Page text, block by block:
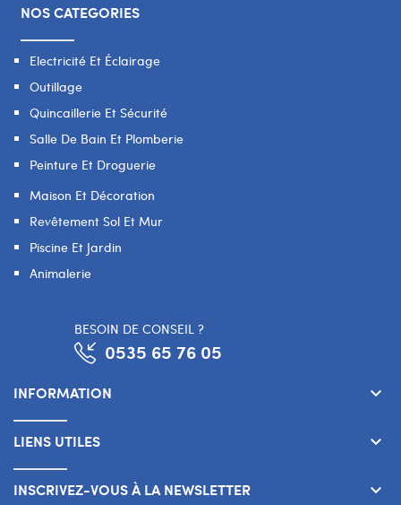
NOS CATEGORIES
Electricité Et Éclairage
Outillage
Quincaillerie Et Sécurité
Salle De Bain Et Plomberie
Peinture Et Droguerie
Maison Et Décoration
Revêtement Sol Et Mur
Piscine Et Jardin
Animalerie
BESOIN DE CONSEIL ?
0535 65 76 05
INFORMATION keyboard_arrow_down
LIENS UTILES keyboard_arrow_down
INSCRIVEZ-VOUS À LA NEWSLETTER keyboard_arrow_down